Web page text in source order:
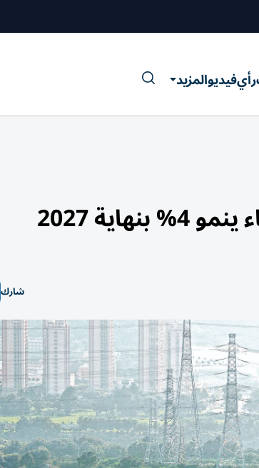
رأيفيديوالمزيد
2027
شارك